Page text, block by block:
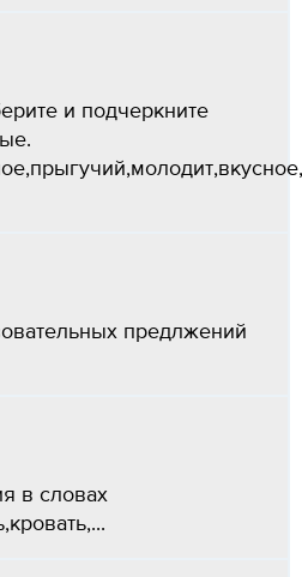
и подчеркните
предлжений
в словах